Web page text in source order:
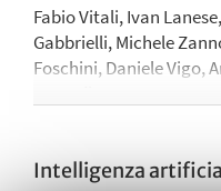
Fabio Vitali, Ivan
Gabbrielli, Michele
Foschini, Daniele Vigo,
Intelligenza